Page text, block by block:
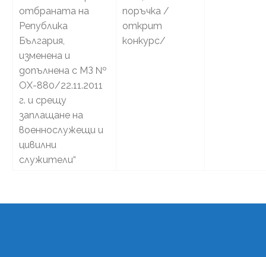
отбраната на
Република
България,
изменена и
допълнена с МЗ №
ОХ-880/22.11.2011
г. и срещу
заплащане на
военнослужещи и
цивилни
служители“
поръчка /
открит
конкурс/